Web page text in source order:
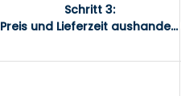
Schritt 3:
Preis und Lieferzeit aushandeln